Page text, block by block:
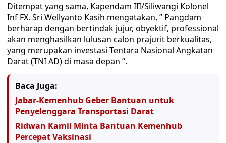
Ditempat yang sama, Kapendam III/Siliwangi Kolonel
Inf FX. Sri Wellyanto Kasih mengatakan, ” Pangdam
berharap dengan bertindak jujur, obyektif, professional
akan menghasilkan lulusan calon prajurit berkualitas,
yang merupakan investasi Tentara Nasional Angkatan
Darat (TNI AD) di masa depan “.
Baca Juga:
Jabar-Kemenhub Geber Bantuan untuk
Penyelenggara Transportasi Darat
Ridwan Kamil Minta Bantuan Kemenhub
Percepat Vaksinasi